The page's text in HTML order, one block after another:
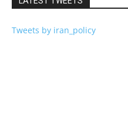
Tweets by iran_policy